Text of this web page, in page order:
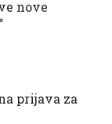
nove
prijava za